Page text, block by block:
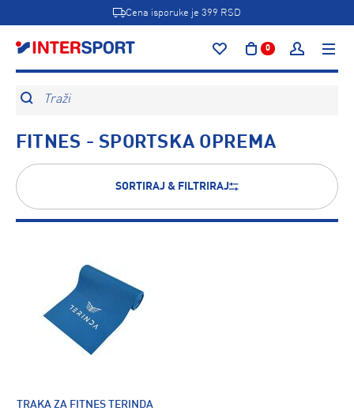
Cena isporuke je 399 RSD
0
Traži
FITNES - SPORTSKA OPREMA
SORTIRAJ & FILTRIRAJ
TRAKA ZA FITNES TERINDA